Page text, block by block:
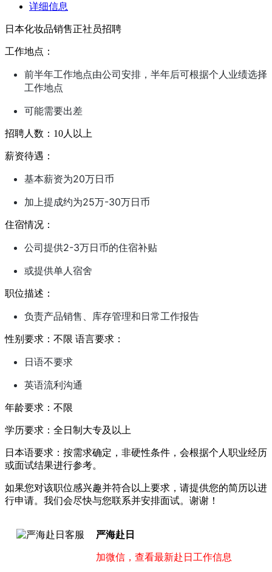
详细信息
日本化妆品销售正社员招聘
工作地点：
前半年工作地点由公司安排，半年后可根据个人业绩选择
工作地点
可能需要出差
招聘人数：10人以上
薪资待遇：
基本薪资为20万日币
加上提成约为25万-30万日币
住宿情况：
公司提供2-3万日币的住宿补贴
或提供单人宿舍
职位描述：
负责产品销售、库存管理和日常工作报告
性别要求：不限 语言要求：
日语不要求
英语流利沟通
年龄要求：不限
学历要求：全日制大专及以上
日本语要求：按需求确定，非硬性条件，会根据个人职业经历
或面试结果进行参考。
如果您对该职位感兴趣并符合以上要求，请提供您的简历以进
行申请。我们会尽快与您联系并安排面试。谢谢！
严海赴日
加微信，查看最新赴日工作信息